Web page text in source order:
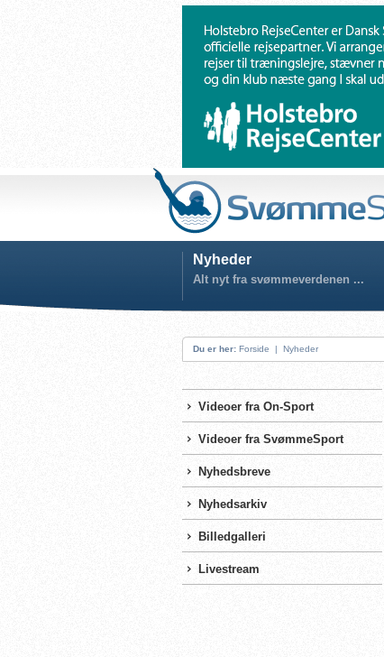
Nyheder
Alt nyt fra svømmeverdenen ...
Du er her: Forside | Nyheder
Videoer fra On-Sport
Videoer fra SvømmeSport
Nyhedsbreve
Nyhedsarkiv
Billedgalleri
Livestream